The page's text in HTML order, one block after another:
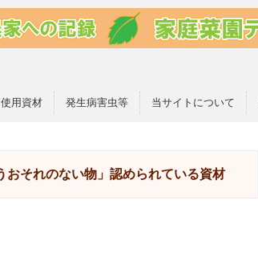
使用資材 発生病害虫等 当サイトについて
おそれのない物」認められている資材